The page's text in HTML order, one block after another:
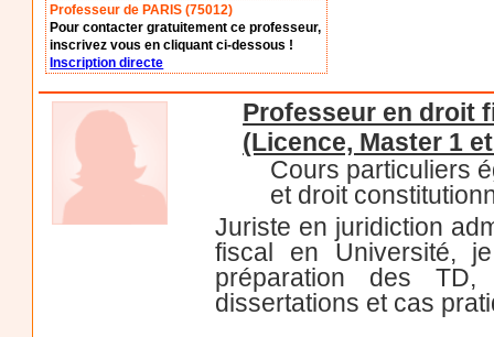
Professeur de PARIS (75012)
Pour contacter gratuitement ce professeur,
inscrivez vous en cliquant ci-dessous !
Inscription directe
Professeur en droit
(Licence, Master 1
Cours particuliers
et droit
Juriste en juridiction
fiscal en Université,
préparation des TD,
dissertations et cas